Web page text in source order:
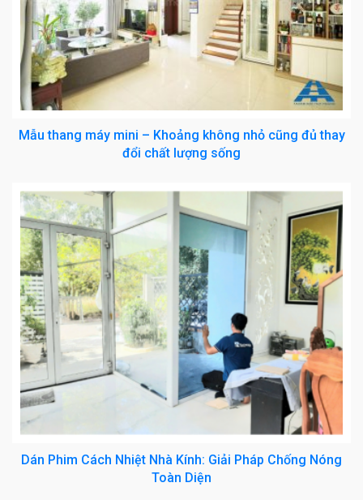
Mẫu thang máy mini – Khoảng không nhỏ cũng đủ thay
đổi chất lượng sống
Dán Phim Cách Nhiệt Nhà Kính: Giải Pháp Chống Nóng
Toàn Diện